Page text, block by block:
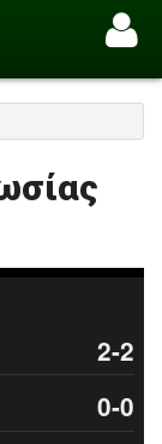
2-2
0-0